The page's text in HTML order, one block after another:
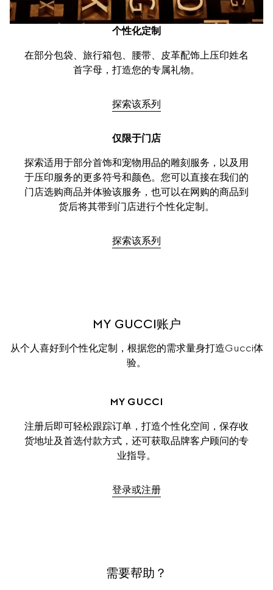
个性化定制
在部分包袋、旅行箱包、腰带、皮革配饰上压印姓名
首字母，打造您的专属礼物。
探索该系列
仅限于门店
探索适用于部分首饰和宠物用品的雕刻服务，以及用
于压印服务的更多符号和颜色。您可以直接在我们的
门店选购商品并体验该服务，也可以在网购的商品到
货后将其带到门店进行个性化定制。
探索该系列
MY GUCCI账户
从个人喜好到个性化定制，根据您的需求量身打造Gucci体
验。
MY GUCCI
注册后即可轻松跟踪订单，打造个性化空间，保存收
货地址及首选付款方式，还可获取品牌客户顾问的专
业指导。
登录或注册
需要帮助？